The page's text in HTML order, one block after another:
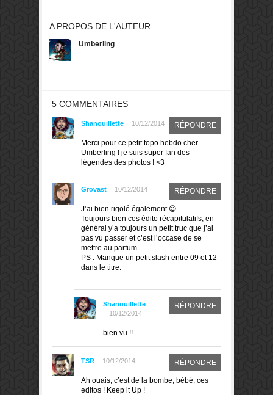
A PROPOS DE L'AUTEUR
Umberling
5 COMMENTAIRES
Shanouillette 10/12/2014 RÉPONDRE
Merci pour ce petit topo hebdo cher
Umberling ! je suis super fan des
légendes des photos ! <3
Grovast 10/12/2014 RÉPONDRE
J’ai bien rigolé également 😉
Toujours bien ces édito récapitulatifs, en
général y’a toujours un petit truc que j’ai
pas vu passer et c’est l’occase de se
mettre au parfum.
PS : Manque un petit slash entre 09 et 12
dans le titre.
Shanouillette
10/12/2014
RÉPONDRE
bien vu !!
TSR 10/12/2014 RÉPONDRE
Ah ouais, c’est de la bombe, bébé, ces
editos ! Keep it Up !